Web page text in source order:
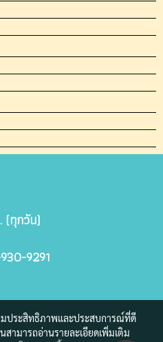
(ทุกวัน)
9291
มประสิทธิภาพและประสบการณ์ที่ดี
สามารถอ่านรายละเอียดเพิ่มเติม